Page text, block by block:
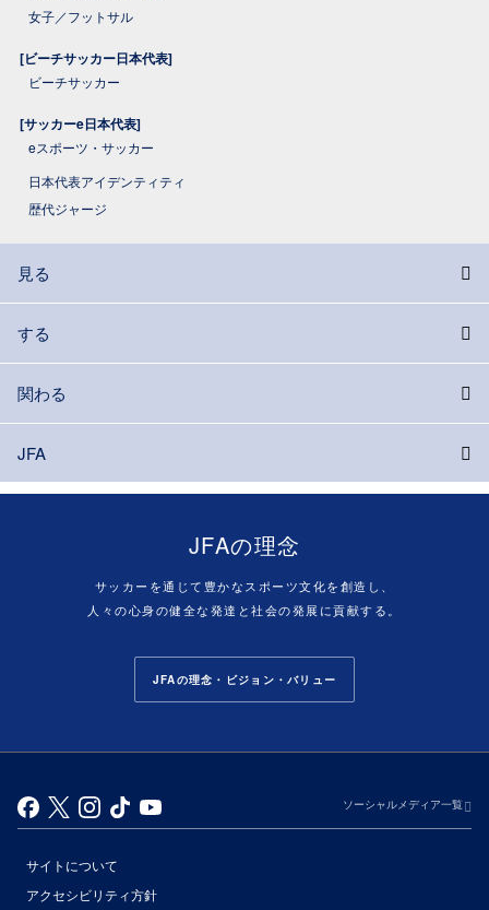
女子／フットサル
[ビーチサッカー日本代表]
ビーチサッカー
[サッカーe日本代表]
eスポーツ・サッカー
日本代表アイデンティティ
歴代ジャージ
見る
する
関わる
JFA
JFAの理念
サッカーを通じて豊かなスポーツ文化を創造し、
人々の心身の健全な発達と社会の発展に貢献する。
JFAの理念・ビジョン・バリュー
ソーシャルメディア一覧
サイトについて
アクセシビリティ方針